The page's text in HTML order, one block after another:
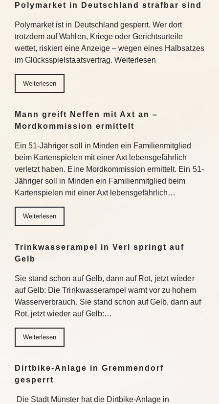
Polymarket in Deutschland strafbar sind
Polymarket ist in Deutschland gesperrt. Wer dort
trotzdem auf Wahlen, Kriege oder Gerichtsurteile
wettet, riskiert eine Anzeige – wegen eines Halbsatzes
im Glücksspielstaatsvertrag. Weiterlesen
Weiterlesen
Mann greift Neffen mit Axt an –
Mordkommission ermittelt
Ein 51-Jähriger soll in Minden ein Familienmitglied
beim Kartenspielen mit einer Axt lebensgefährlich
verletzt haben. Eine Mordkommission ermittelt. Ein 51-
Jähriger soll in Minden ein Familienmitglied beim
Kartenspielen mit einer Axt lebensgefährlich…
Weiterlesen
Trinkwasserampel in Verl springt auf
Gelb
Sie stand schon auf Gelb, dann auf Rot, jetzt wieder
auf Gelb: Die Trinkwasserampel warnt vor zu hohem
Wasserverbrauch. Sie stand schon auf Gelb, dann auf
Rot, jetzt wieder auf Gelb:…
Weiterlesen
Dirtbike-Anlage in Gremmendorf
gesperrt
Die Stadt Münster hat die Dirtbike-Anlage in